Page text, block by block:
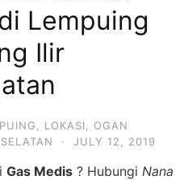
Lempuing
Ilir
LOKASI
OGAN
· JULY 12, 2019
Gas Medis ? Hubungi Nana